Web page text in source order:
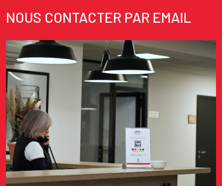
NOUS CONTACTER PAR EMAIL